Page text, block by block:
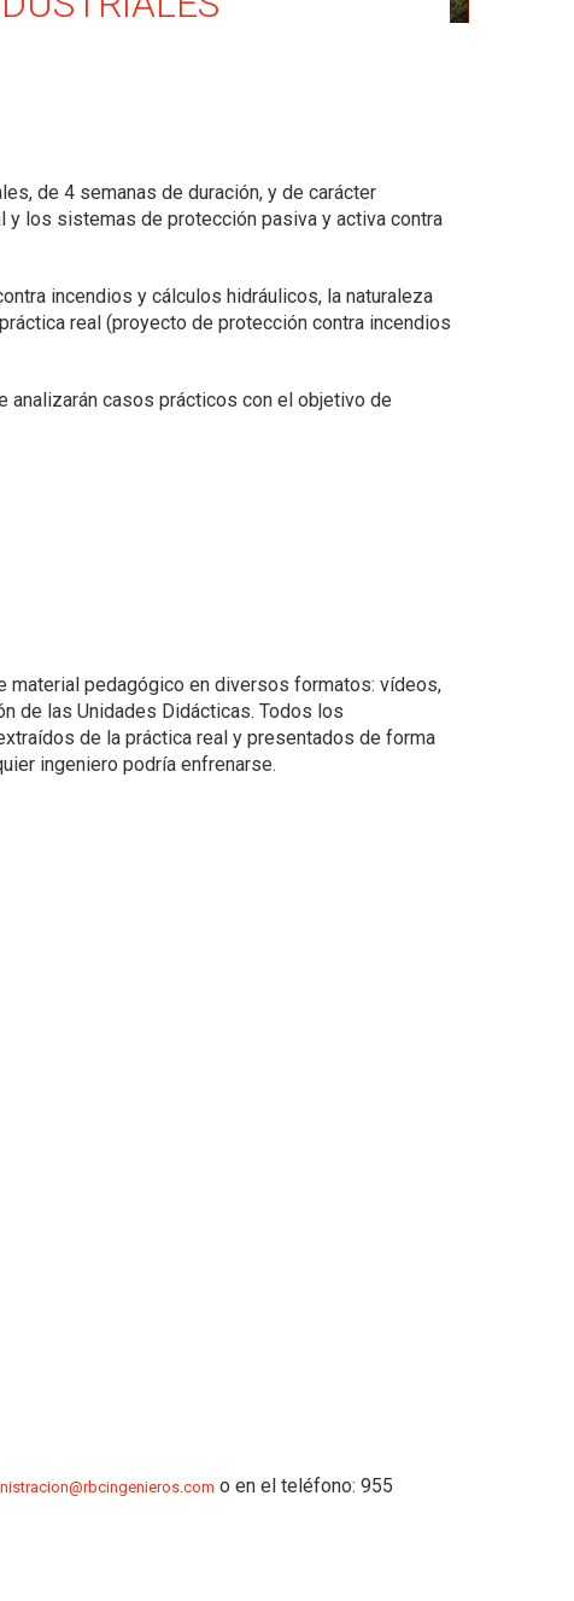
de 4 semanas de duración, y de carácter
los sistemas de protección pasiva y activa contra
incendios y cálculos hidráulicos, la naturaleza
real (proyecto de protección contra incendios
analizarán casos prácticos con el objetivo de
material pedagógico en diversos formatos: vídeos,
de las Unidades Didácticas. Todos los
de la práctica real y presentados de forma
ingeniero podría enfrenarse.
o en el teléfono: 955